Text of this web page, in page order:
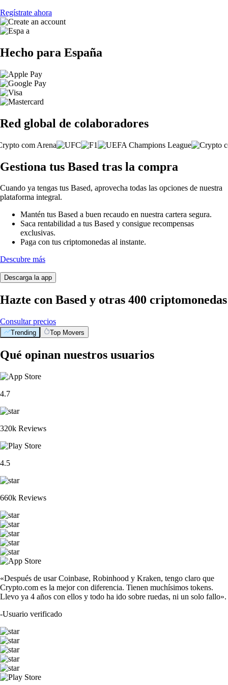
Regístrate ahora
Hecho para España
Red global de colaboradores
Gestiona tus Based tras la compra
Cuando ya tengas tus Based, aprovecha todas las opciones de nuestra
plataforma integral.
Mantén tus Based a buen recaudo en nuestra cartera segura.
Saca rentabilidad a tus Based y consigue recompensas
exclusivas.
Paga con tus criptomonedas al instante.
Descubre más
Descarga la app
Hazte con Based y otras 400 criptomonedas
Consultar precios
Trending Top Movers
Qué opinan nuestros usuarios
4.7
320k Reviews
4.5
660k Reviews
«Después de usar Coinbase, Robinhood y Kraken, tengo claro que
Crypto.com es la mejor con diferencia. Tienen muchísimos tokens.
Llevo ya 4 años con ellos y todo ha ido sobre ruedas, ni un solo fallo».
-Usuario verificado